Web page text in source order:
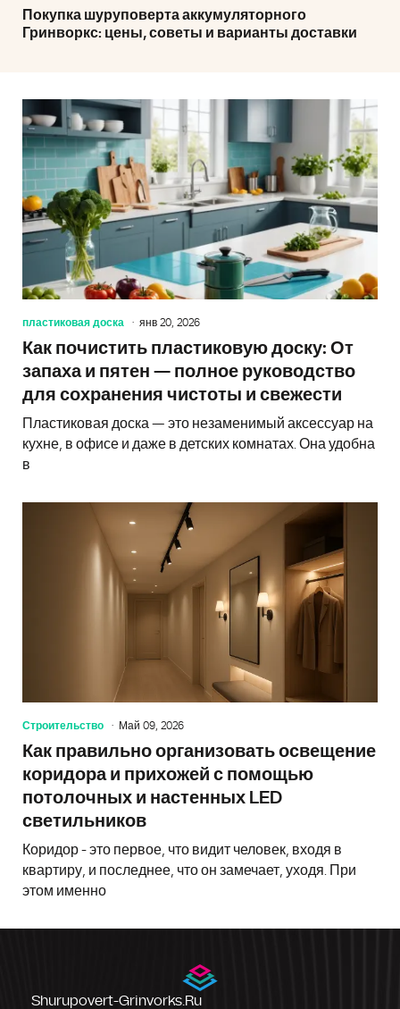
Покупка шуруповерта аккумуляторного
Гринворкс: цены, советы и варианты доставки
пластиковая доска янв 20, 2026
Как почистить пластиковую доску: От
запаха и пятен — полное руководство
для сохранения чистоты и свежести
Пластиковая доска — это незаменимый аксессуар на
кухне, в офисе и даже в детских комнатах. Она удобна
в
Строительство Май 09, 2026
Как правильно организовать освещение
коридора и прихожей с помощью
потолочных и настенных LED
светильников
Коридор - это первое, что видит человек, входя в
квартиру, и последнее, что он замечает, уходя. При
этом именно
Shurupovert-Grinvorks.ru